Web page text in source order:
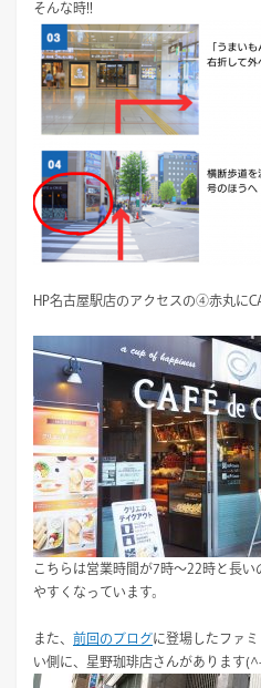
そんな時!!
HP名古屋駅店のアクセスの④赤丸に
こちらは営業時間が7時～22時と長
やすくなっています。
また、 前回のブログに登場したファ
い側に、星野珈琲店さんがあります